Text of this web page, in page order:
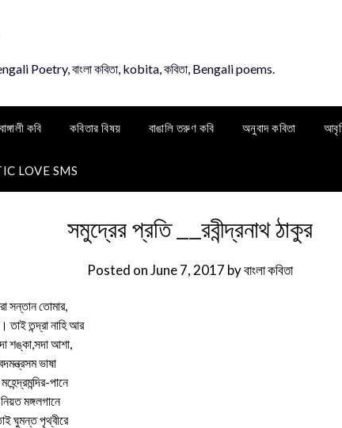
Poetry, বাংলা কবিতা, kobita, কবিতা, Bengali poems.
কবি কবিতার বিষয় বাঙালি তরুণ কবি অনুবাদ কবিতা
LOVE SMS
সমুদ্রের প্রতি __রবীন্দ্রনাথ ঠাকুর
Posted onJune 7, 2017 byবাংলা কবিতা
সন্তান তোমার,
তন্দ্রা নাহি আর
শঙ্কা,সদা আশা,
ভাষা
পানে
মঙ্গলগানে
ঘুমন্ত পৃথ্বীরে